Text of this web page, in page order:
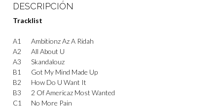
DESCRIPCIÓN
Tracklist
A1
Ambitionz Az A Ridah
A2
All About U
A3
Skandalouz
B1
Got My Mind Made Up
B2
How Do U Want It
B3
2 Of Americaz Most Wanted
C1
No More Pain